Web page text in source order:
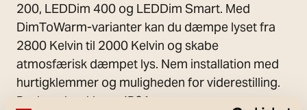
200, LEDDim 400 og LEDDim Smart. Med
DimToWarm-varianter kan du dæmpe lyset fra
2800 Kelvin til 2000 Kelvin og skabe
atmosfærisk dæmpet lys. Nem installation med
hurtigklemmer og muligheden for viderestilling.
Beskyttelsesklasse IP21.